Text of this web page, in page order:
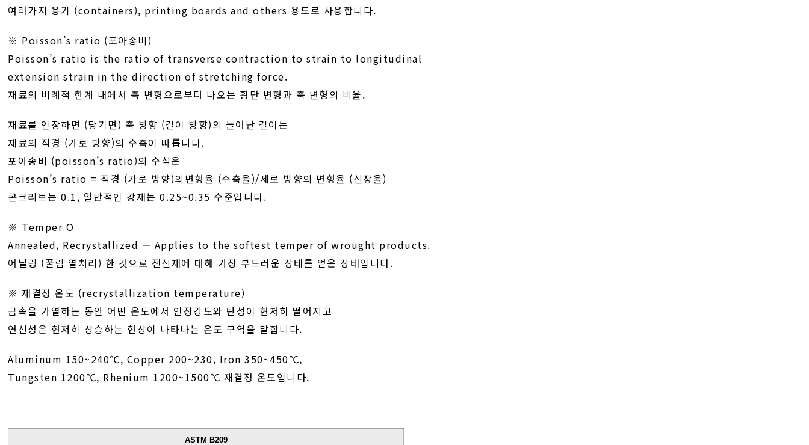
여러가지 용기 (containers), printing boards and others 용도로 사용합니다.
※ Poisson’s ratio (포아송비)
Poisson’s ratio is the ratio of transverse contraction to strain to longitudinal
extension strain in the direction of stretching force.
재료의 비례적 한계 내에서 축 변형으로부터 나오는 횡단 변형과 축 변형의 비율.
재료를 인장하면 (당기면) 축 방향 (길이 방향)의 늘어난 길이는
재료의 직경 (가로 방향)의 수축이 따릅니다.
포아송비 (poisson’s ratio)의 수식은
Poisson’s ratio = 직경 (가로 방향)의변형율 (수축율)/세로 방향의 변형율 (신장율)
콘크리트는 0.1, 일반적인 강재는 0.25~0.35 수준입니다.
※ Temper O
Annealed, Recrystallized — Applies to the softest temper of wrought products.
어닐링 (풀림 열처리) 한 것으로 전신재에 대해 가장 부드러운 상태를 얻은 상태입니다.
※ 재결정 온도 (recrystallization temperature)
금속을 가열하는 동안 어떤 온도에서 인장강도와 탄성이 현저히 떨어지고
연신성은 현저히 상승하는 현상이 나타나는 온도 구역을 말합니다.
Aluminum 150~240℃, Copper 200~230, Iron 350~450℃,
Tungsten 1200℃, Rhenium 1200~1500℃ 재결정 온도입니다.
ASTM B209